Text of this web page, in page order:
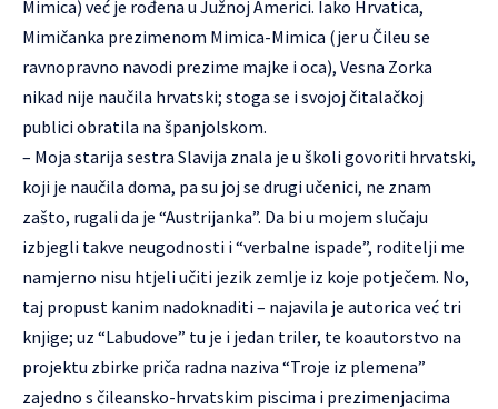
Mimica) već je rođena u Južnoj Americi. Iako Hrvatica,
Mimičanka prezimenom Mimica-Mimica (jer u Čileu se
ravnopravno navodi prezime majke i oca), Vesna Zorka
nikad nije naučila hrvatski; stoga se i svojoj čitalačkoj
publici obratila na španjolskom.
– Moja starija sestra Slavija znala je u školi govoriti hrvatski,
koji je naučila doma, pa su joj se drugi učenici, ne znam
zašto, rugali da je “Austrijanka”. Da bi u mojem slučaju
izbjegli takve neugodnosti i “verbalne ispade”, roditelji me
namjerno nisu htjeli učiti jezik zemlje iz koje potječem. No,
taj propust kanim nadoknaditi – najavila je autorica već tri
knjige; uz “Labudove” tu je i jedan triler, te koautorstvo na
projektu zbirke priča radna naziva “Troje iz plemena”
zajedno s čileansko-hrvatskim piscima i prezimenjacima